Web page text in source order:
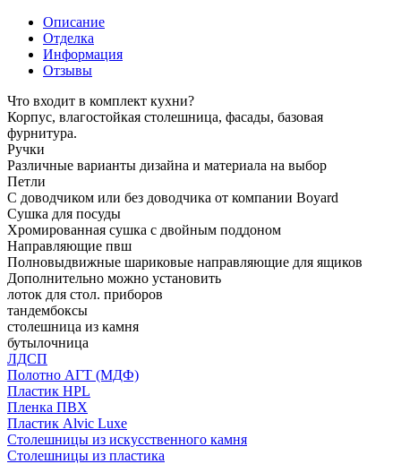
Описание
Отделка
Информация
Отзывы
Что входит в комплект кухни?
Корпус, влагостойкая столешница, фасады, базовая
фурнитура.
Ручки
Различные варианты дизайна и материала на выбор
Петли
С доводчиком или без доводчика от компании Boyard
Сушка для посуды
Хромированная сушка с двойным поддоном
Направляющие пвш
Полновыдвижные шариковые направляющие для ящиков
Дополнительно можно установить
лоток для стол. приборов
тандембоксы
столешница из камня
бутылочница
ЛДСП
Полотно АГТ (МДФ)
Пластик HPL
Пленка ПВХ
Пластик Alvic Luxe
Столешницы из искусственного камня
Столешницы из пластика